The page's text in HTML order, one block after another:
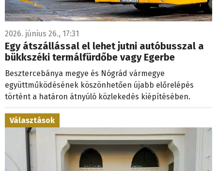
2026. június 26., 17:31
Egy átszállással el lehet jutni autóbusszal a
bükkszéki termálfürdőbe vagy Egerbe
Besztercebánya megye és Nógrád vármegye
együttműködésének köszönhetően újabb előrelépés
történt a határon átnyúló közlekedés kiépítésében.
Választások